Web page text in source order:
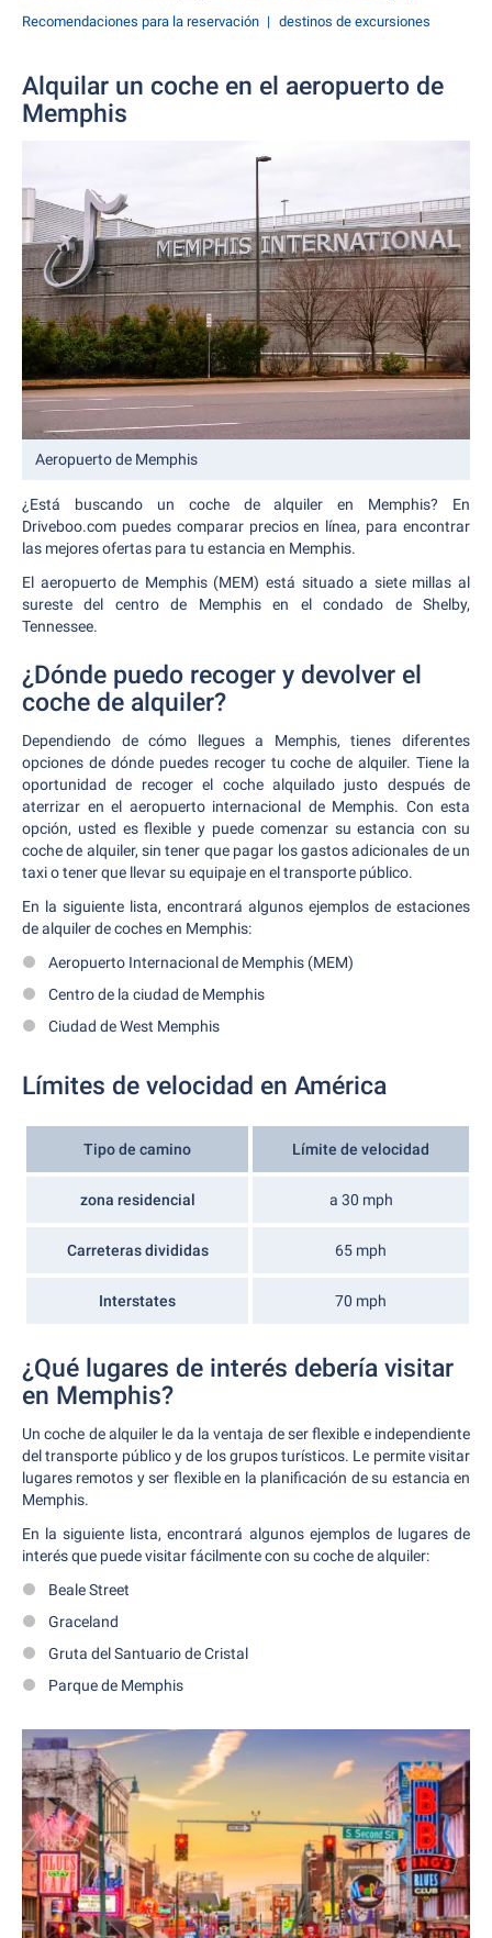
Recomendaciones para la reservación
destinos de excursiones
Alquilar un coche en el aeropuerto de
Memphis
Aeropuerto de Memphis
¿Está buscando un coche de alquiler en Memphis? En
Driveboo.com puedes comparar precios en línea, para encontrar
las mejores ofertas para tu estancia en Memphis.
El aeropuerto de Memphis (MEM) está situado a siete millas al
sureste del centro de Memphis en el condado de Shelby,
Tennessee.
¿Dónde puedo recoger y devolver el
coche de alquiler?
Dependiendo de cómo llegues a Memphis, tienes diferentes
opciones de dónde puedes recoger tu coche de alquiler. Tiene la
oportunidad de recoger el coche alquilado justo después de
aterrizar en el aeropuerto internacional de Memphis. Con esta
opción, usted es flexible y puede comenzar su estancia con su
coche de alquiler, sin tener que pagar los gastos adicionales de un
taxi o tener que llevar su equipaje en el transporte público.
En la siguiente lista, encontrará algunos ejemplos de estaciones
de alquiler de coches en Memphis:
Aeropuerto Internacional de Memphis (MEM)
Centro de la ciudad de Memphis
Ciudad de West Memphis
Límites de velocidad en América
Tipo de camino Límite de velocidad
zona residencial a 30 mph
Carreteras divididas 65 mph
Interstates 70 mph
¿Qué lugares de interés debería visitar
en Memphis?
Un coche de alquiler le da la ventaja de ser flexible e independiente
del transporte público y de los grupos turísticos. Le permite visitar
lugares remotos y ser flexible en la planificación de su estancia en
Memphis.
En la siguiente lista, encontrará algunos ejemplos de lugares de
interés que puede visitar fácilmente con su coche de alquiler:
Beale Street
Graceland
Gruta del Santuario de Cristal
Parque de Memphis